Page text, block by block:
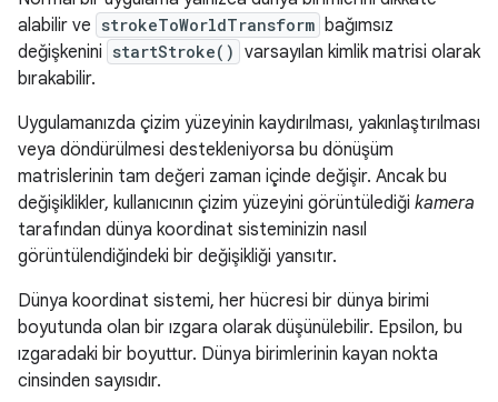
alabilir ve strokeToWorldTransform bağımsız
değişkenini startStroke() varsayılan kimlik matrisi olarak
bırakabilir.
Uygulamanızda çizim yüzeyinin kaydırılması, yakınlaştırılması
veya döndürülmesi destekleniyorsa bu dönüşüm
matrislerinin tam değeri zaman içinde değişir. Ancak bu
değişiklikler, kullanıcının çizim yüzeyini görüntülediği kamera
tarafından dünya koordinat sisteminizin nasıl
görüntülendiğindeki bir değişikliği yansıtır.
Dünya koordinat sistemi, her hücresi bir dünya birimi
boyutunda olan bir ızgara olarak düşünülebilir. Epsilon, bu
ızgaradaki bir boyuttur. Dünya birimlerinin kayan nokta
cinsinden sayısıdır.